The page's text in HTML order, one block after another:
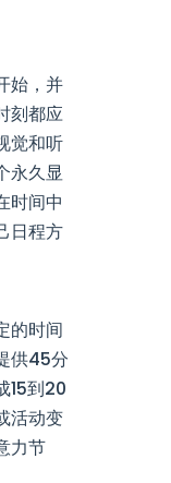
始，并
刻都应
觉和听
永久显
时间中
日程方
的时间
供45分
15到20
活动变
力节